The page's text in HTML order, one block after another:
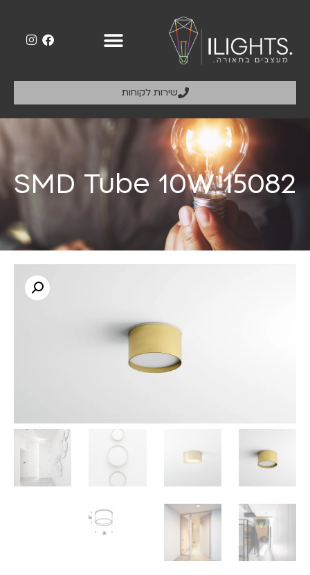
שירות לקוחות
SMD Tube 10W 15082